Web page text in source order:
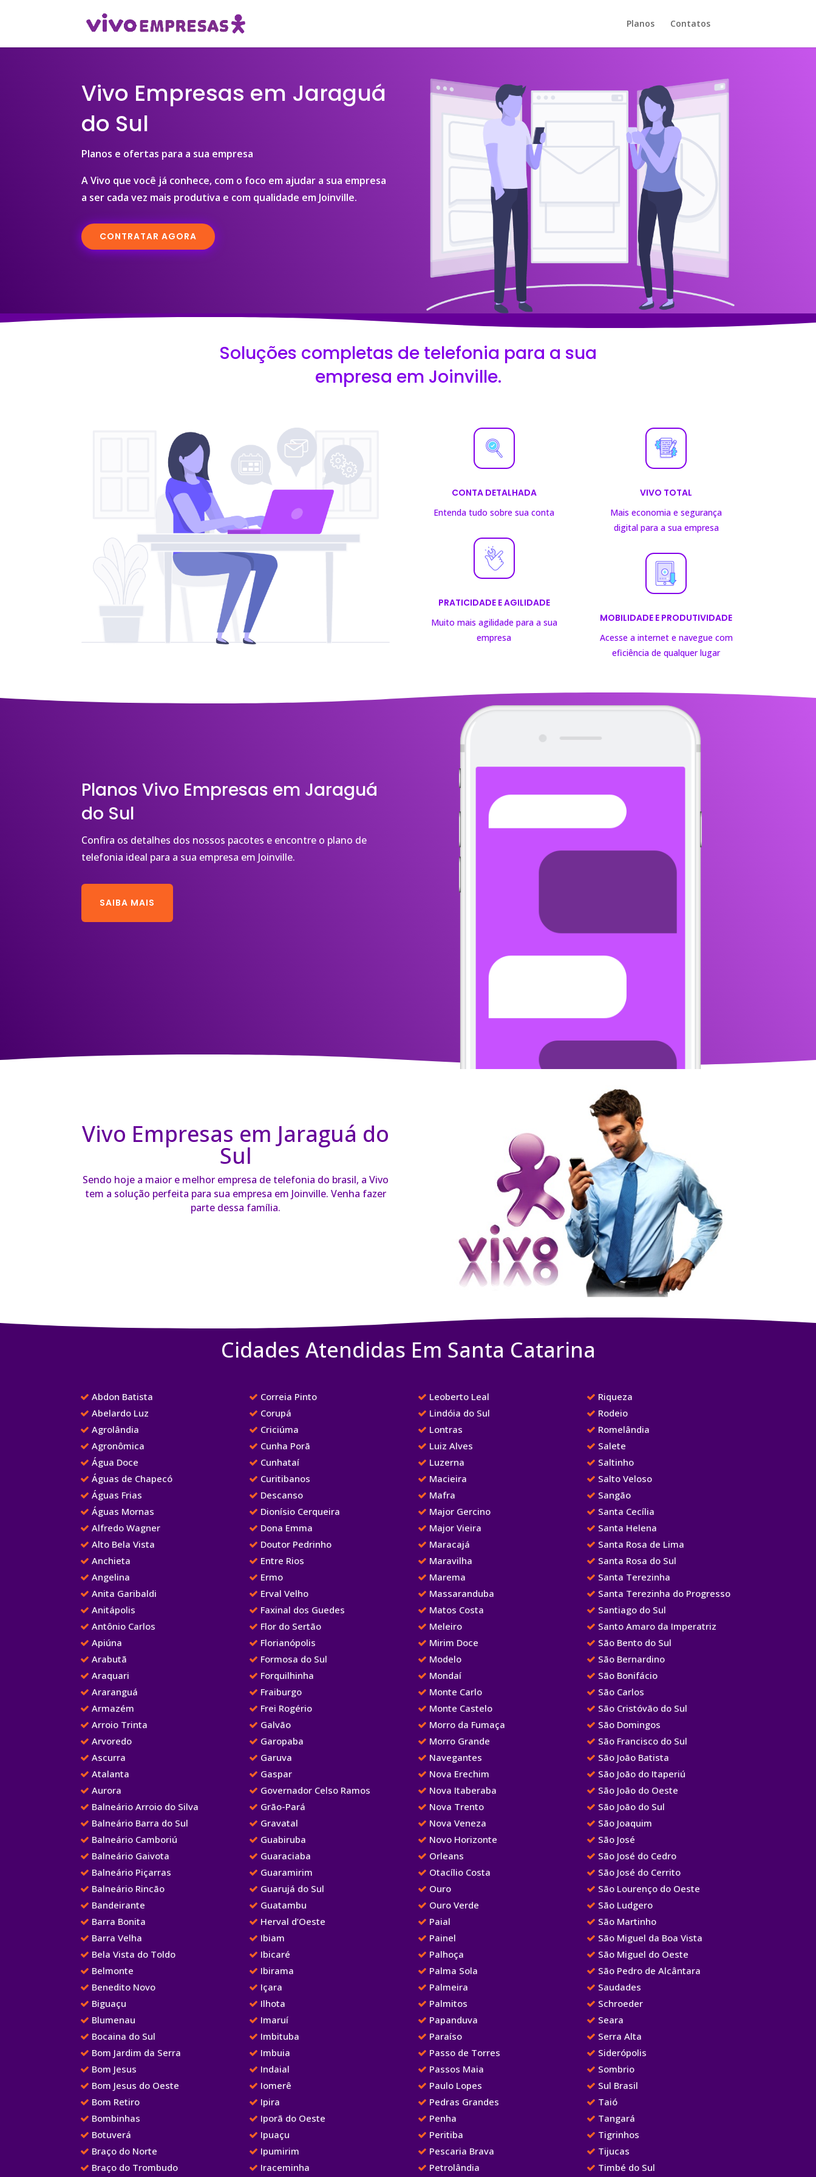
Planos Contatos
Vivo Empresas em Jaraguá
do Sul
Planos e ofertas para a sua empresa
A Vivo que você já conhece, com o foco em ajudar a sua empresa
a ser cada vez mais produtiva e com qualidade em Joinville.
CONTRATAR AGORA
Soluções completas de telefonia para a sua
empresa em Joinville.
CONTA DETALHADA
Entenda tudo sobre sua conta
PRATICIDADE E AGILIDADE
Muito mais agilidade para a sua
empresa
VIVO TOTAL
Mais economia e segurança
digital para a sua empresa
MOBILIDADE E PRODUTIVIDADE
Acesse a internet e navegue com
eficiência dequalquer lugar
Planos Vivo Empresas em Jaraguá
do Sul
Confira os detalhes dos nossos pacotes e encontre o plano de
telefonia ideal para a sua empresa em Joinville.
SAIBA MAIS
Vivo Empresas em Jaraguá do
Sul
Sendo hoje a maior e melhor empresa de telefonia do brasil, a Vivo
tem a solução perfeita para sua empresa em Joinville. Venha fazer
parte dessa família.
Cidades Atendidas Em Santa Catarina
Abdon Batista
Abelardo Luz
Agrolândia
Agronômica
Água Doce
Águas de Chapecó
Águas Frias
Águas Mornas
Alfredo Wagner
Alto Bela Vista
Anchieta
Angelina
Anita Garibaldi
Anitápolis
Antônio Carlos
Apiúna
Arabutã
Araquari
Araranguá
Armazém
Arroio Trinta
Arvoredo
Ascurra
Atalanta
Aurora
Balneário Arroio do Silva
Balneário Barra do Sul
Balneário Camboriú
Balneário Gaivota
Balneário Piçarras
Balneário Rincão
Bandeirante
Barra Bonita
Barra Velha
Bela Vista do Toldo
Belmonte
Benedito Novo
Biguaçu
Blumenau
Bocaina do Sul
Bom Jardim da Serra
Bom Jesus
Bom Jesus do Oeste
Bom Retiro
Bombinhas
Botuverá
Braço do Norte
Braço do Trombudo
Correia Pinto
Corupá
Criciúma
Cunha Porã
Cunhataí
Curitibanos
Descanso
Dionísio Cerqueira
Dona Emma
Doutor Pedrinho
Entre Rios
Ermo
Erval Velho
Faxinal dos Guedes
Flor do Sertão
Florianópolis
Formosa do Sul
Forquilhinha
Fraiburgo
Frei Rogério
Galvão
Garopaba
Garuva
Gaspar
Governador Celso Ramos
Grão-Pará
Gravatal
Guabiruba
Guaraciaba
Guaramirim
Guarujá do Sul
Guatambu
Herval d’Oeste
Ibiam
Ibicaré
Ibirama
Içara
Ilhota
Imaruí
Imbituba
Imbuia
Indaial
Iomerê
Ipira
Iporã do Oeste
Ipuaçu
Ipumirim
Iraceminha
Leoberto Leal
Lindóia do Sul
Lontras
Luiz Alves
Luzerna
Macieira
Mafra
Major Gercino
Major Vieira
Maracajá
Maravilha
Marema
Massaranduba
Matos Costa
Meleiro
Mirim Doce
Modelo
Mondaí
Monte Carlo
Monte Castelo
Morro da Fumaça
Morro Grande
Navegantes
Nova Erechim
Nova Itaberaba
Nova Trento
Nova Veneza
Novo Horizonte
Orleans
Otacílio Costa
Ouro
Ouro Verde
Paial
Painel
Palhoça
Palma Sola
Palmeira
Palmitos
Papanduva
Paraíso
Passo de Torres
Passos Maia
Paulo Lopes
Pedras Grandes
Penha
Peritiba
Pescaria Brava
Petrolândia
Riqueza
Rodeio
Romelândia
Salete
Saltinho
Salto Veloso
Sangão
Santa Cecília
Santa Helena
Santa Rosa de Lima
Santa Rosa do Sul
Santa Terezinha
Santa Terezinha do Progresso
Santiago do Sul
Santo Amaro da Imperatriz
São Bento do Sul
São Bernardino
São Bonifácio
São Carlos
São Cristóvão do Sul
São Domingos
São Francisco do Sul
São João Batista
São João do Itaperiú
São João do Oeste
São João do Sul
São Joaquim
São José
São José do Cedro
São José do Cerrito
São Lourenço do Oeste
São Ludgero
São Martinho
São Miguel da Boa Vista
São Miguel do Oeste
São Pedro de Alcântara
Saudades
Schroeder
Seara
Serra Alta
Siderópolis
Sombrio
Sul Brasil
Taió
Tangará
Tigrinhos
Tijucas
Timbé do Sul